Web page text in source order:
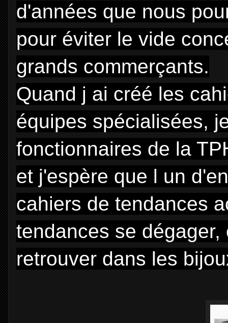
d'années que nous
pour éviter le vide
grands commerçants.
Quand j ai créé les
équipes spécialisées,
fonctionnaires de la
et j'espère que l un
cahiers de tendances
tendances se
retrouver dans les